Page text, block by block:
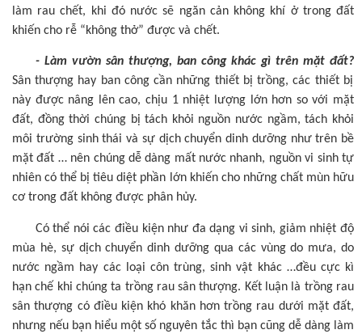
làm rau chết, khi đó nước sẽ ngăn cản không khí ở trong đất
khiến cho rễ “không thở” được và chết.
- Làm vườn sân thượng, ban công khác gì trên mặt đất?
Sân thượng hay ban công cần những thiết bị trồng, các thiết bị
này được nâng lên cao, chịu 1 nhiệt lượng lớn hơn so với mặt
đất, đồng thời chúng bị tách khỏi nguồn nước ngầm, tách khỏi
môi trường sinh thái và sự dịch chuyển dinh dưỡng như trên bề
mặt đất … nên chúng dễ dàng mất nước nhanh, nguồn vi sinh tự
nhiên có thể bị tiêu diệt phần lớn khiến cho những chất mùn hữu
cơ trong đất không được phân hủy.
Có thể nói các điều kiện như đa dạng vi sinh, giảm nhiệt độ
mùa hè, sự dịch chuyển dinh dưỡng qua các vùng do mưa, do
nước ngầm hay các loại côn trùng, sinh vật khác …đều cực kì
hạn chế khi chúng ta trồng rau sân thượng. Kết luận là trồng rau
sân thượng có điều kiện khó khăn hơn trồng rau dưới mặt đất,
nhưng nếu bạn hiểu một số nguyên tắc thì bạn cũng dễ dàng làm